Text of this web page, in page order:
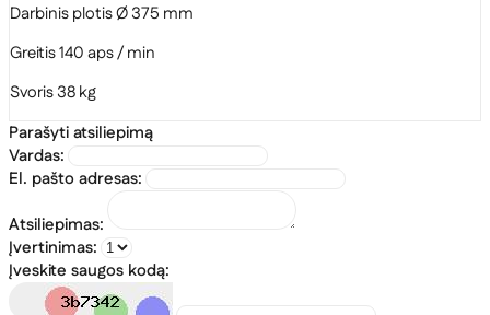
Darbinis plotis Ø 375 mm
Greitis 140 aps / min
Svoris 38 kg
Parašyti atsiliepimą
Vardas:
El. pašto adresas:
Atsiliepimas:
Įvertinimas:
Įveskite saugos kodą: